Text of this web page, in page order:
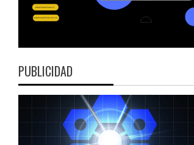
PUBLICIDAD